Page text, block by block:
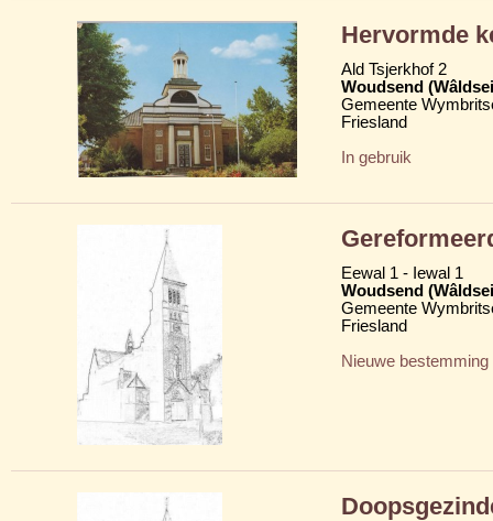
Hervormde
Ald Tsjerkhof 2
Woudsend
Gemeente
Friesland
In gebruik
Eewal 1 - Iewal 1
Woudsend
Gemeente
Friesland
Nieuwe bestemming